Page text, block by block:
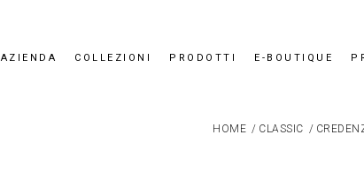
AZIENDA COLLEZIONI PRODOTTI E-BOUTIQUE
HOME / CLASSIC /